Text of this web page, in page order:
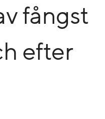
fångst
efter